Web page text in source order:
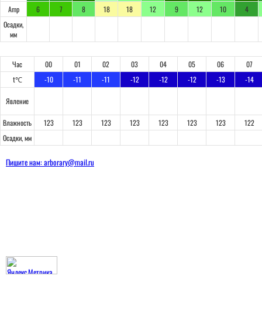
Amp
6 7 8 18 18 12 9 12 10
4
Осадки,
мм
Час 00 01 02 03 04 05 06
07
t℃
-10 -11 -11 -12 -12 -12 -13 -14
Явление
Влажность 123 123 123 123 123 123 123
122
Осадки, мм
Пишите нам: arborary@mail.ru